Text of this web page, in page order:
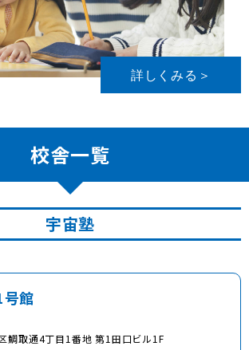
詳しくみる＞
校舎一覧
宇宙塾
館
鯛取通4丁目1番地 第1田口ビル1F